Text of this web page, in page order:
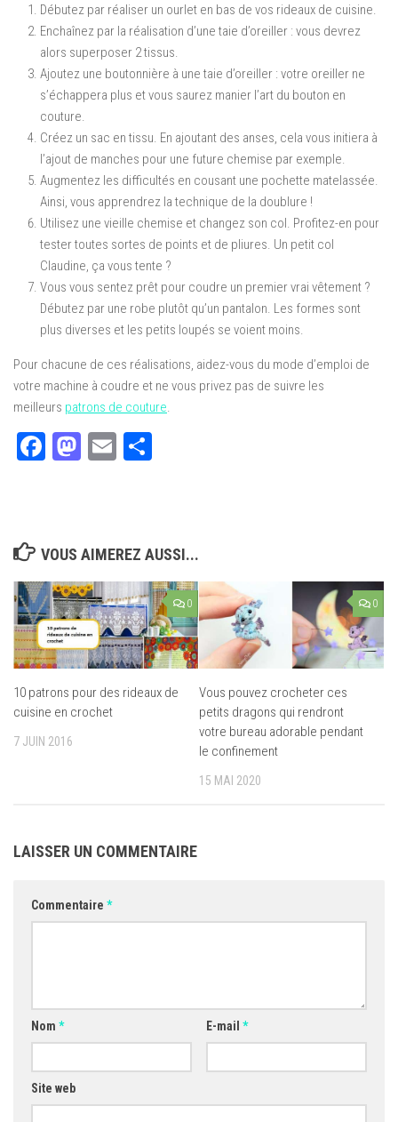
Débutez par réaliser un ourlet en bas de vos rideaux de cuisine.
Enchaînez par la réalisation d’une taie d’oreiller : vous devrez
alors superposer 2 tissus.
Ajoutez une boutonnière à une taie d’oreiller : votre oreiller ne
s’échappera plus et vous saurez manier l’art du bouton en
couture.
Créez un sac en tissu. En ajoutant des anses, cela vous initiera à
l’ajout de manches pour une future chemise par exemple.
Augmentez les difficultés en cousant une pochette matelassée.
Ainsi, vous apprendrez la technique de la doublure !
Utilisez une vieille chemise et changez son col. Profitez-en pour
tester toutes sortes de points et de pliures. Un petit col
Claudine, ça vous tente ?
Vous vous sentez prêt pour coudre un premier vrai vêtement ?
Débutez par une robe plutôt qu’un pantalon. Les formes sont
plus diverses et les petits loupés se voient moins.
Pour chacune de ces réalisations, aidez-vous du mode d’emploi de
votre machine à coudre et ne vous privez pas de suivre les
meilleurs patrons de couture.
Facebook
Mastodon
Email
VOUS AIMEREZ AUSSI...
0
10 patrons pour des rideaux de
cuisine en crochet
7 JUIN 2016
0
Vous pouvez crocheter ces
petits dragons qui rendront
votre bureau adorable pendant
le confinement
15 MAI 2020
LAISSER UN COMMENTAIRE
Commentaire *
Nom * E-mail *
Site web